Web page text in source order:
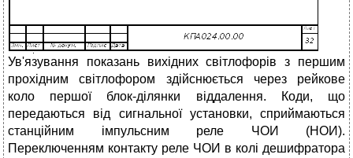
Ув'язування показань вихідних світлофорів з першим
прохідним світлофором здійснюється через рейкове
коло першої блок-ділянки віддалення. Коди, що
передаються від сигнальної установки, сприймаються
станційним імпульсним реле ЧОИ (НОИ).
Переключенням контакту реле ЧОИ в колі дешифратора